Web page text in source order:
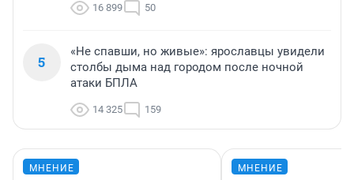
16 899 50
5
«Не спавши, но живые»: ярославцы увидели
столбы дыма над городом после ночной
атаки БПЛА
14 325 159
МНЕНИЕ МНЕНИЕ